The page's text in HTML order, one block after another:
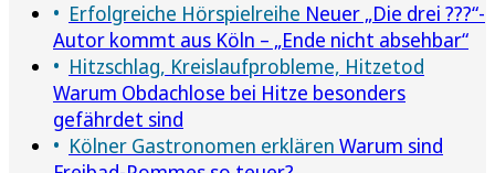
Erfolgreiche Hörspielreihe Neuer „Die drei ???“-
Autor kommt aus Köln – „Ende nicht absehbar“
Hitzschlag, Kreislaufprobleme, Hitzetod
Warum Obdachlose bei Hitze besonders
gefährdet sind
Kölner Gastronomen erklären Warum sind